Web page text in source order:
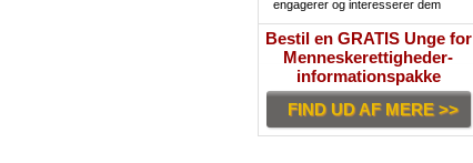
engagerer og interesserer dem
Bestil en GRATIS Unge for
Menneskerettigheder-
informationspakke
FIND UD AF MERE >>